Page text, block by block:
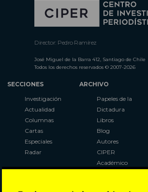
Director: Pedro Ramírez
José Miguel de la Barra 412, Santiago de Chile
Todos los derechos reservados © 2007-2026
SECCIONES
Investigación
Actualidad
Columnas
Cartas
Especiales
Radar
ARCHIVO
Papeles de la
Dictadura
Libros
Blog
Autores
CIPER
Académico